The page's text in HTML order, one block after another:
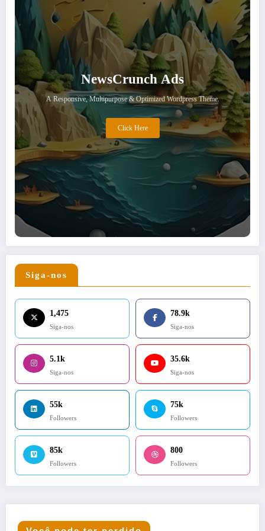
NewsCrunch Ads
A Responsive, Multipurpose & Optimized Wordpress Theme.
Click Here
Siga-nos
1,475
Siga-nos
78.9k
Siga-nos
5.1k
Siga-nos
35.6k
Siga-nos
55k
Followers
75k
Followers
85k
Followers
800
Followers